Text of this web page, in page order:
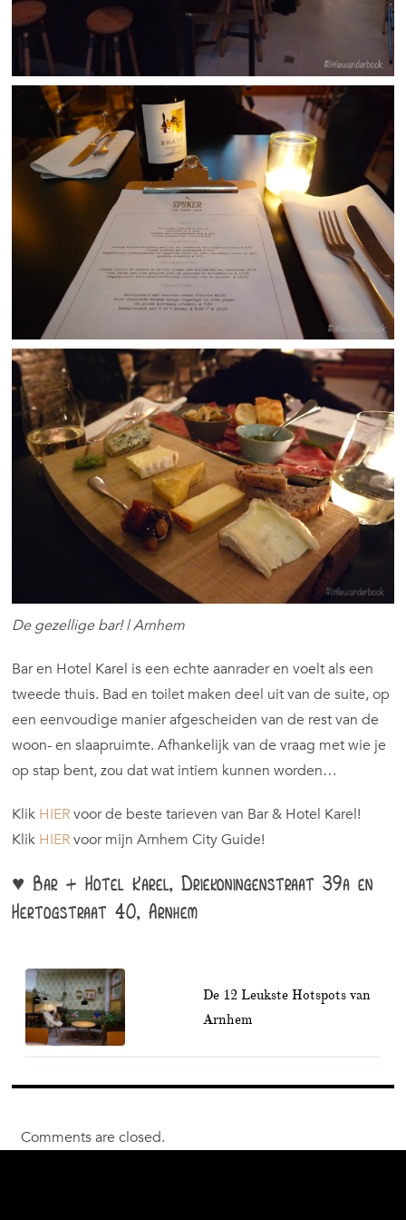
De gezellige bar! | Arnhem
Bar en Hotel Karel is een echte aanrader en voelt als een
tweede thuis. Bad en toilet maken deel uit van de suite, op
een eenvoudige manier afgescheiden van de rest van de
woon- en slaapruimte. Afhankelijk van de vraag met wie je
op stap bent, zou dat wat intiem kunnen worden…
Klik HIERvoor de beste tarieven van Bar & Hotel Karel!
Klik HIERvoor mijn Arnhem City Guide!
♥ Bar + Hotel Karel, Driekoningenstraat 39a en
Hertogstraat 40, Arnhem
De 12 Leukste Hotspots van
Arnhem
Comments are closed.